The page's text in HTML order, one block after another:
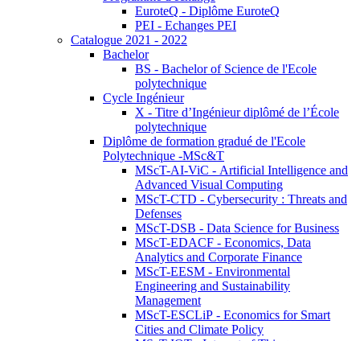
EuroteQ - Diplôme EuroteQ
PEI - Echanges PEI
Catalogue 2021 - 2022
Bachelor
BS - Bachelor of Science de l'Ecole
polytechnique
Cycle Ingénieur
X - Titre d’Ingénieur diplômé de l’École
polytechnique
Diplôme de formation gradué de l'Ecole
Polytechnique -MSc&T
MScT-AI-ViC - Artificial Intelligence and
Advanced Visual Computing
MScT-CTD - Cybersecurity : Threats and
Defenses
MScT-DSB - Data Science for Business
MScT-EDACF - Economics, Data
Analytics and Corporate Finance
MScT-EESM - Environmental
Engineering and Sustainability
Management
MScT-ESCLiP - Economics for Smart
Cities and Climate Policy